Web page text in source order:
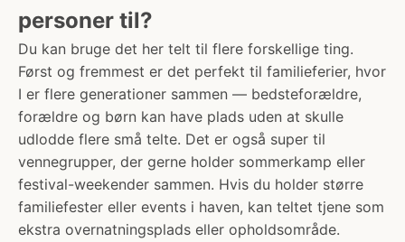
personer til?
Du kan bruge det her telt til flere forskellige ting.
Først og fremmest er det perfekt til familieferier, hvor
I er flere generationer sammen — bedsteforældre,
forældre og børn kan have plads uden at skulle
udlodde flere små telte. Det er også super til
vennegrupper, der gerne holder sommerkamp eller
festival-weekender sammen. Hvis du holder større
familiefester eller events i haven, kan teltet tjene som
ekstra overnatningsplads eller opholdsområde.